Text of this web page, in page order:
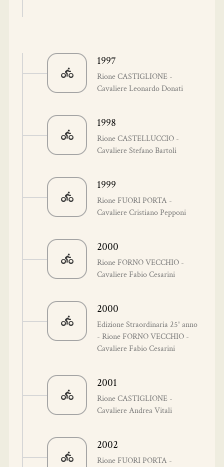
1997
Rione CASTIGLIONE -
Cavaliere Leonardo Donati
1998
Rione CASTELLUCCIO -
Cavaliere Stefano Bartoli
1999
Rione FUORI PORTA -
Cavaliere Cristiano Pepponi
2000
Rione FORNO VECCHIO -
Cavaliere Fabio Cesarini
2000
Edizione Straordinaria 25° anno
- Rione FORNO VECCHIO -
Cavaliere Fabio Cesarini
2001
Rione CASTIGLIONE -
Cavaliere Andrea Vitali
2002
Rione FUORI PORTA -